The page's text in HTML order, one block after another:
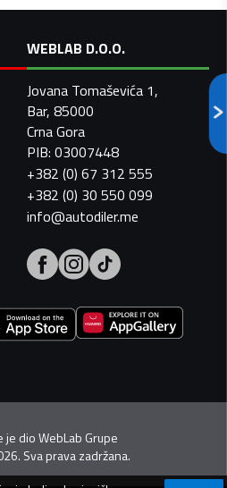
WEBLAB D.O.O.
Jovana Tomaševića 1,
Bar, 85000
Crna Gora
PIB: 03007448
+382 (0) 67 312 555
+382 (0) 30 550 099
info@autodiler.me
je dioWebLab Grupe
Sva prava zadržana.